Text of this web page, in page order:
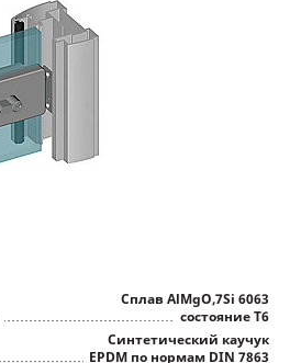
Сплав AlMgO,7Si 6063
состояние Т6
Синтетический каучук
EPDM по нормам DIN 7863